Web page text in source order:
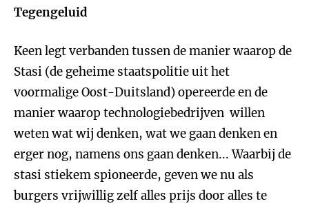
Tegengeluid
Keen legt verbanden tussen de manier waarop de
Stasi (de geheime staatspolitie uit het
voormalige Oost-Duitsland) opereerde en de
manier waarop technologiebedrijven willen
weten wat wij denken, wat we gaan denken en
erger nog, namens ons gaan denken... Waarbij de
stasi stiekem spioneerde, geven we nu als
burgers vrijwillig zelf alles prijs door alles te